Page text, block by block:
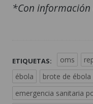
*Con información
ETIQUETAS: oms
ébola
brote de ébola
emergencia sanitaria